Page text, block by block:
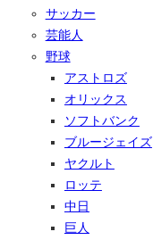
サッカー
芸能人
野球
アストロズ
オリックス
ソフトバンク
ブルージェイズ
ヤクルト
ロッテ
中日
巨人